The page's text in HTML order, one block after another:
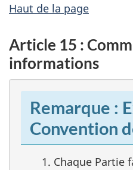
Haut de la page
Article 15 :
informations
Remarque :
Convention
Chaque Partie